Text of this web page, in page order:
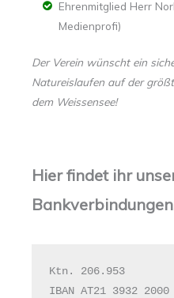
Ehrenmitglied Herr
Medienprofi)
Der Verein wünscht ein
Natureislaufen auf der
dem Weissensee!
Hier findet ihr
Ktn. 206.953
IBAN AT21 3932